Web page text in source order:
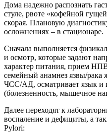
Дома надежно распознать
стуле, рвоте «кофейной
скорая. Плановую
осложнениях – в стационаре.
Сначала выполняется
и осмотр, которые задают
характер питания, прием
семейный анамнез язвы/рака
ЧСС/АД, осматривает язык и
(болезненность, мышечное
Далее переходят к
воспаление и дефициты, а
Pylori: